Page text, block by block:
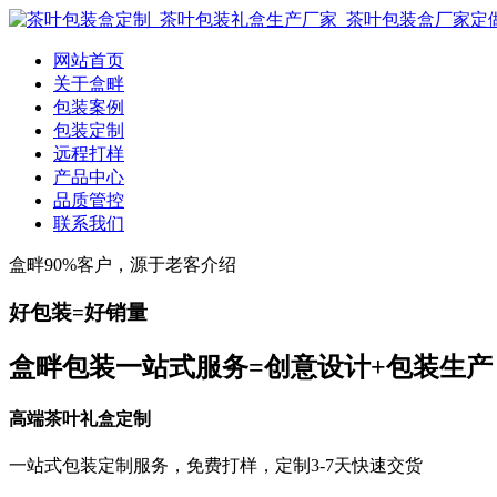
网站首页
关于盒畔
包装案例
包装定制
远程打样
产品中心
品质管控
联系我们
盒畔90%客户，源于老客介绍
好包装=好销量
盒畔包装一站式服务=创意设计+包装生产
高端茶叶礼盒定制
一站式包装定制服务，免费打样，定制3-7天快速交货